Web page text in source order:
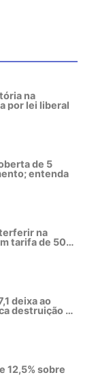
na
por lei liberal
de 5
entenda
na
tarifa de 50%
deixa ao
destruição no
12,5% sobre